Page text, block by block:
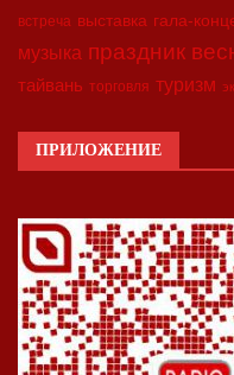
встреча выставка гала-
музыка праздник
тайвань торговля туризм
ПРИЛОЖЕНИЕ